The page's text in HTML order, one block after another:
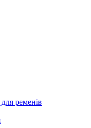
ременів